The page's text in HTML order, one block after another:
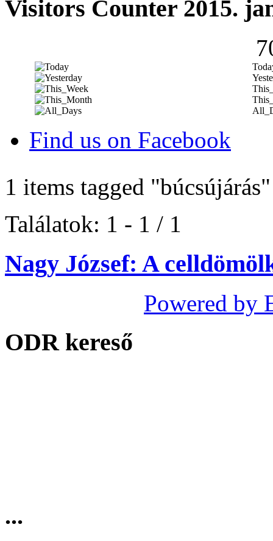
Visitors Counter 2015.
Find us on Facebook
1 items tagged "búcsújárás"
Találatok: 1 - 1 / 1
Nagy József: A
Powered by
ODR kereső
...